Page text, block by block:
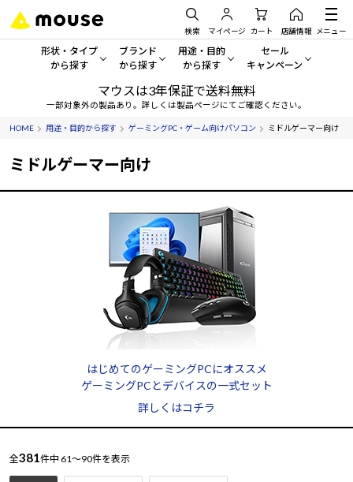
検索 マイページ カート 店舗情報 メニュー
形状・タイプ
から探す
形状・タイプから探す をすべてみる
デスクトップPC
ノートPC
ワークステーション
ディスプレイ
Copilot+ PC
ブランド
から探す
mouse
G TUNE
NEXTGEAR
MousePro
iiyama
Windows 11|Copilot+ PC
用途・目的
から探す
一般向けパソコン
ゲーミングPC・ゲーム向けパソコン
ビジネス向けパソコン
学習向けパソコン
スペック/パーツ別
AIおすすめパソコン
Windows 11 |
セール
キャンペーン
セール・キャンペー
期間限定セール
Windows 11
マウスは3年保証で送料無料
一部対象外の製品あり。詳しくは製品ページにてご確認ください。
HOME 用途・目的から探す ゲーミングPC・ゲーム向けパソコン ミドルゲーマー向け
ミドルゲーマー向け
はじめてのゲーミングPCにオススメ
ゲーミングPCとデバイスの一式セット
詳しくはコチラ
全381件中 61～90件を表示